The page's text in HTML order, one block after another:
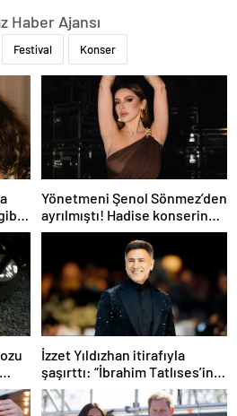
Haber Ajansı
Festival Konser
Yönetmeni Şenol Sönmez’den
ayrılmıştı! Hadise konserinde
içini döktü
İzzet Yıldızhan itirafıyla
şaşırttı: “İbrahim Tatlıses’in
psikolojisi iyi değil”